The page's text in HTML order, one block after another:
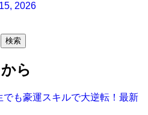
2026
検索
ら
でも豪運スキルで大逆転！最新